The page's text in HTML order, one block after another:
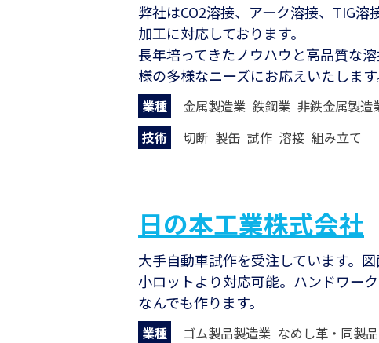
弊社はCO2溶接、アーク溶接、TIG
加工に対応しております。
長年培ってきたノウハウと高品質な
様の多様なニーズにお応えいたします
業種 金属製造業 鉄鋼業 非鉄金属製造
技術
切断 製缶 試作 溶接 組み立て
日の本工業株式会社
⼤⼿⾃動⾞試作を受注しています。
⼩ロットより対応可能。ハンドワー
なんでも作ります。
業種 ゴム製品製造業 なめし革・同製